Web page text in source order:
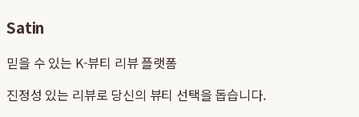
Satin
믿을 수 있는 K-뷰티 리뷰 플랫폼
진정성 있는 리뷰로 당신의 뷰티 선택을 돕습니다.